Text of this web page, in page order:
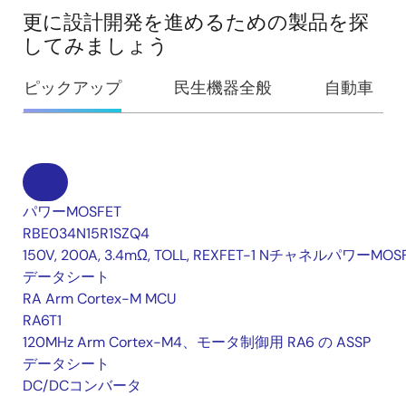
更に設計開発を進めるための製品を探
してみましょう
ピックアップ 民生機器全般 自動車
パワーMOSFET
RBE034N15R1SZQ4
150V, 200A, 3.4mΩ, TOLL, REXFET-1 Nチャネルパワー
データシート
RA Arm Cortex-M MCU
RA6T1
120MHz Arm Cortex-M4、モータ制御用 RA6 の ASSP
データシート
DC/DCコンバータ